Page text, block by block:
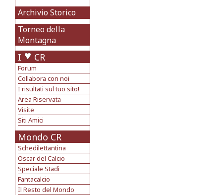
Archivio Storico
Torneo della
Montagna
I CR
Forum
Collabora con noi
I risultati sul tuo sito!
Area Riservata
Visite
Siti Amici
Mondo CR
Schedilettantina
Oscar del Calcio
Speciale Stadi
Fantacalcio
Il Resto del Mondo